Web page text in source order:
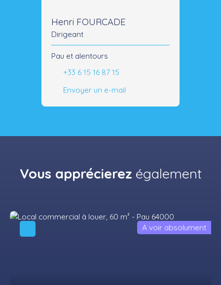
Henri FOURCADE
Dirigeant
Pau et alentours
+33 6 15 16 87 15
Envoyer un e-mail
Vous apprécierez également
A voir absolument